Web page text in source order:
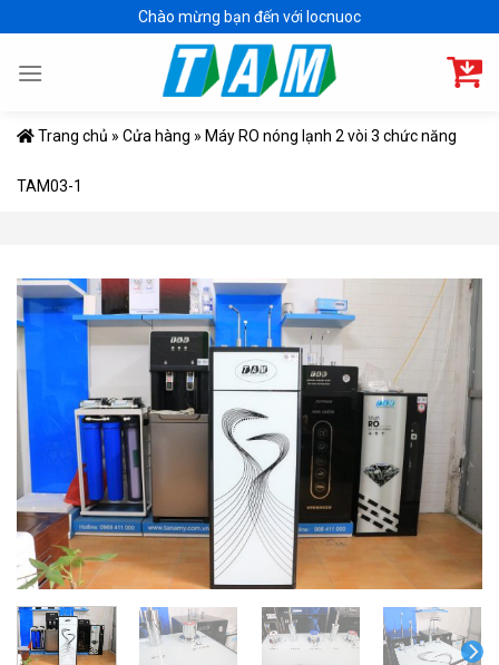
to
content
Chào mừng bạn đến với locnuoc
Trang chủ » Cửa hàng » Máy RO nóng lạnh 2 vòi 3 chức năng
TAM03-1